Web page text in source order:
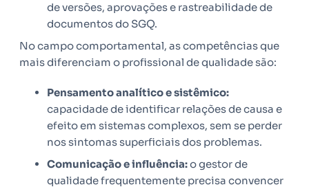
de versões, aprovações e rastreabilidade de
documentos do SGQ.
No campo comportamental, as competências que
mais diferenciam o profissional de qualidade são:
Pensamento analítico e sistêmico:
capacidade de identificar relações de causa e
efeito em sistemas complexos, sem se perder
nos sintomas superficiais dos problemas.
Comunicação e influência:o gestor de
qualidade frequentemente precisa convencer